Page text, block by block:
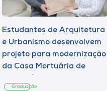
Estudantes de Arquitetura
e Urbanismo desenvolvem
projeto para modernização
da Casa Mortuária de
Graduação